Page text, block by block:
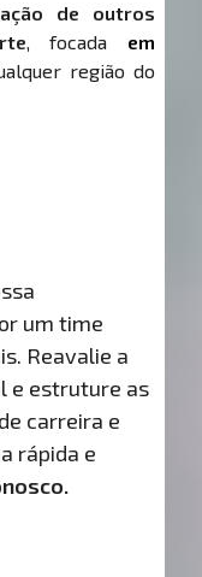
de outros
, focada em
região do
um time
Reavalie a
e estruture as
carreira e
rápida e